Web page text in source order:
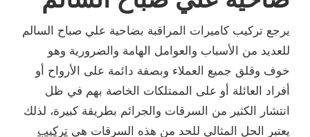
يرجع تركيب كاميرات المراقبة بضاحية علي صباح السالم
للعديد من الأسباب والعوامل الهامة والضرورية وهو
خوف وقلق جميع العملاء وبصفة دائمة على الأرواح أو
أفراد العائلة أو على الممتلكات الخاصة بهم في ظل
انتشار الكثير من السرقات والجرائم بطريقة كبيرة، لذلك
يعتبر الحل المثالي للحد من هذه السرقات هي تركيب